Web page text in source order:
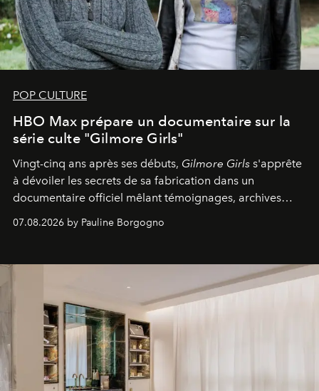
POP CULTURE
HBO Max prépare un documentaire sur la
série culte "Gilmore Girls"
Vingt-cinq ans après ses débuts, Gilmore Girls s'apprête
à dévoiler les secrets de sa fabrication dans un
documentaire officiel mêlant témoignages, archives
inédites et plongée dans les coulisses d'un phénomène
générationnel.
07.08.2026 by Pauline Borgogno